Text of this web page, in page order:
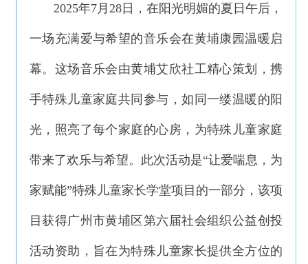
艾欣服务
政策法规
2025年7月28日，在阳光明媚的夏日午后，
一场充满爱与希望的音乐会在黄埔康园温暖启
幕。这场音乐会由黄埔艾欣社工精心策划，携
手特殊儿童家庭共同参与，如同一缕温暖的阳
光，照亮了每个家庭的心房，为特殊儿童家庭
带来了欢乐与希望。此次活动是“让爱喘息，为
家赋能”特殊儿童家长学堂项目的一部分，该项
目获得广州市黄埔区第六届社会组织公益创投
活动资助，旨在为特殊儿童家长提供全方位的